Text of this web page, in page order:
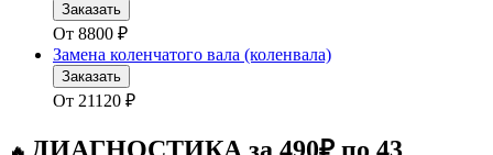
Заказать
От 8800 ₽
Замена коленчатого вала (коленвала)
Заказать
От 21120 ₽